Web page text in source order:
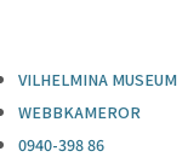
VILHELMINA MUSEUM
WEBBKAMEROR
0940-398 86